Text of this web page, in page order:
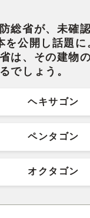
総省が、未確
を公開し話題に
は、その建物
でしょう。
ヘキサゴン
ペンタゴン
オクタゴン